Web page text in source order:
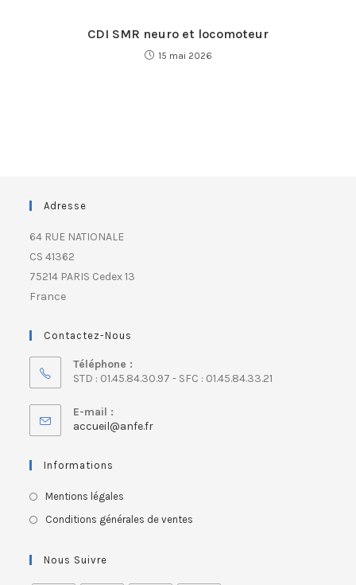
CDI SMR neuro et locomoteur
15 mai 2026
Adresse
64 RUE NATIONALE
CS 41362
75214 PARIS Cedex 13
France
Contactez-Nous
Téléphone :
STD : 01.45.84.30.97 - SFC : 01.45.84.33.21
E-mail :
accueil@anfe.fr
Informations
Mentions légales
Conditions générales de ventes
Nous Suivre